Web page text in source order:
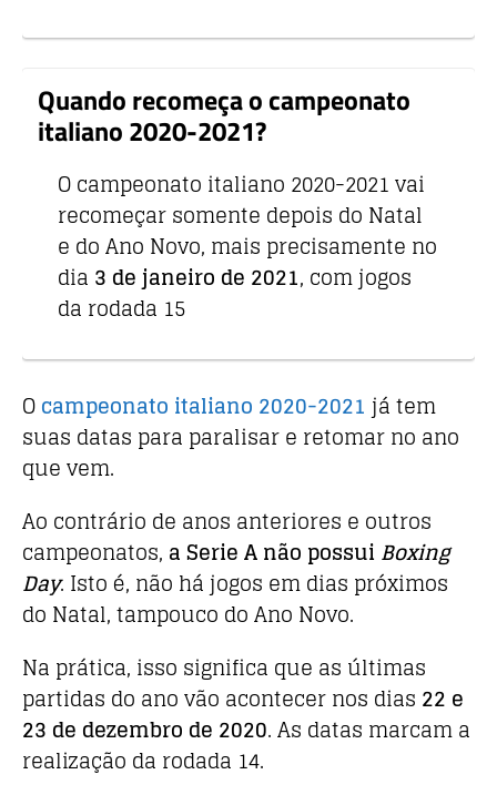
Quando recomeça o campeonato
italiano 2020-2021?
O campeonato italiano 2020-2021 vai
recomeçar somente depois do Natal
e do Ano Novo, mais precisamente no
dia 3 de janeiro de 2021, com jogos
da rodada 15
Ocampeonato italiano 2020-2021 já tem
suas datas para paralisar e retomar no ano
que vem.
Ao contrário de anos anteriores e outros
campeonatos, a Serie A não possui Boxing
Day. Isto é, não há jogos em dias próximos
do Natal, tampouco do Ano Novo.
Na prática, isso significa que as últimas
partidas do ano vão acontecer nos dias 22 e
23 de dezembro de 2020. As datas marcam a
realização da rodada 14.